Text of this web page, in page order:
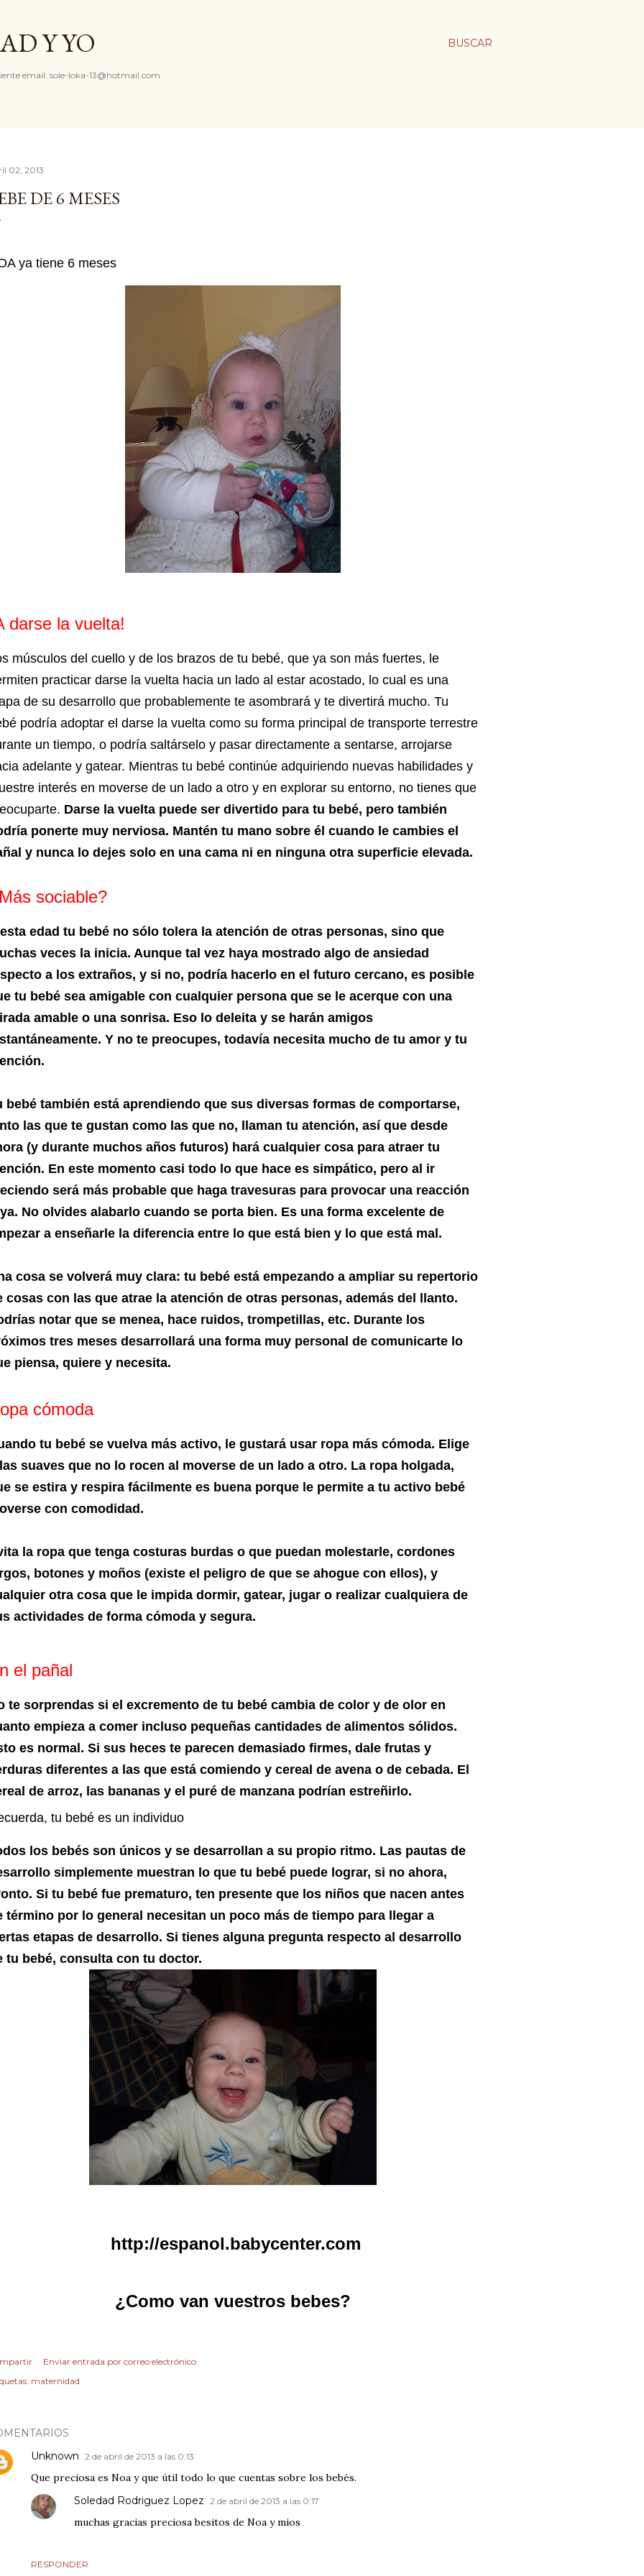
BUSCAR
Y YO
email: sole-loka-13@hotmail.com
02, 2013
DE 6 MESES
ya tiene 6 meses
darse la vuelta!
músculos del cuello y de los brazos de tu bebé, que ya son más fuertes, le
practicar darse la vuelta hacia un lado al estar acostado, lo cual es una
de su desarrollo que probablemente te asombrará y te divertirá mucho. Tu
podría adoptar el darse la vuelta como su forma principal de transporte terrestre
un tiempo, o podría saltárselo y pasar directamente a sentarse, arrojarse
adelante y gatear. Mientras tu bebé continúe adquiriendo nuevas habilidades y
interés en moverse de un lado a otro y en explorar su entorno, no tienes que
Darse la vuelta puede ser divertido para tu bebé, pero también
ponerte muy nerviosa. Mantén tu mano sobre él cuando le cambies el
y nunca lo dejes solo en una cama ni en ninguna otra superficie elevada.
sociable?
edad tu bebé no sólo tolera la atención de otras personas, sino que
veces la inicia. Aunque tal vez haya mostrado algo de ansiedad
a los extraños, y si no, podría hacerlo en el futuro cercano, es posible
tu bebé sea amigable con cualquier persona que se le acerque con una
amable o una sonrisa. Eso lo deleita y se harán amigos
Y no te preocupes, todavía necesita mucho de tu amor y tu
bebé también está aprendiendo que sus diversas formas de comportarse,
las que te gustan como las que no, llaman tu atención, así que desde
(y durante muchos años futuros) hará cualquier cosa para atraer tu
En este momento casi todo lo que hace es simpático, pero al ir
será más probable que haga travesuras para provocar una reacción
No olvides alabarlo cuando se porta bien. Es una forma excelente de
a enseñarle la diferencia entre lo que está bien y lo que está mal.
cosa se volverá muy clara: tu bebé está empezando a ampliar su repertorio
cosas con las que atrae la atención de otras personas, además del llanto.
notar que se menea, hace ruidos, trompetillas, etc. Durante los
tres meses desarrollará una forma muy personal de comunicarte lo
piensa, quiere y necesita.
cómoda
tu bebé se vuelva más activo, le gustará usar ropa más cómoda. Elige
suaves que no lo rocen al moverse de un lado a otro. La ropa holgada,
se estira y respira fácilmente es buena porque le permite a tu activo bebé
con comodidad.
la ropa que tenga costuras burdas o que puedan molestarle, cordones
botones y moños (existe el peligro de que se ahogue con ellos), y
otra cosa que le impida dormir, gatear, jugar o realizar cualquiera de
actividades de forma cómoda y segura.
el pañal
te sorprendas si el excremento de tu bebé cambia de color y de olor en
empieza a comer incluso pequeñas cantidades de alimentos sólidos.
es normal. Si sus heces te parecen demasiado firmes, dale frutas y
diferentes a las que está comiendo y cereal de avena o de cebada. El
de arroz, las bananas y el puré de manzana podrían estreñirlo.
tu bebé es un individuo
los bebés son únicos y se desarrollan a su propio ritmo. Las pautas de
simplemente muestran lo que tu bebé puede lograr, si no ahora,
Si tu bebé fue prematuro, ten presente que los niños que nacen antes
término por lo general necesitan un poco más de tiempo para llegar a
etapas de desarrollo. Si tienes alguna pregunta respecto al desarrollo
tu bebé, consulta con tu doctor.
http://espanol.babycenter.com
¿Como van vuestros bebes?
Enviar entrada por correo electrónico
maternidad
Unknown 2 de abril de 2013 a las 0:13
Que preciosa es Noa y que útil todo lo que cuentas sobre los bebés.
RESPONDER
Soledad Rodriguez Lopez 2 de abril de 2013 a las 0:17
muchas gracias preciosa besitos de Noa y mios